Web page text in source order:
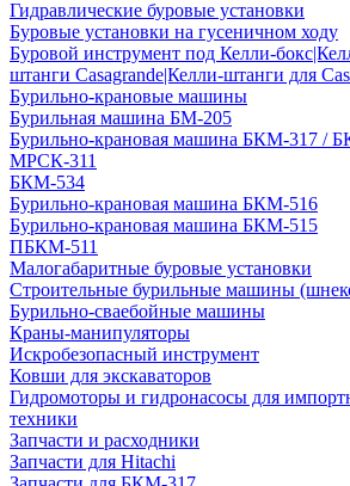
Гидравлические буровые установки
Буровые установки на гусеничном ходу
Буровой инструмент под Келли-
штанги Casagrande|Келли-штанги для
Бурильно-крановые машины
Бурильная машина БМ-205
Бурильно-крановая машина БКМ-317 /
МРСК-311
БКМ-534
Бурильно-крановая машина БКМ-516
Бурильно-крановая машина БКМ-515
ПБКМ-511
Малогабаритные буровые установки
Строительные бурильные машины
Бурильно-сваебойные машины
Краны-манипуляторы
Искробезопасный инструмент
Ковши для экскаваторов
Гидромоторы и гидронасосы для
техники
Запчасти и расходники
Запчасти для Hitachi